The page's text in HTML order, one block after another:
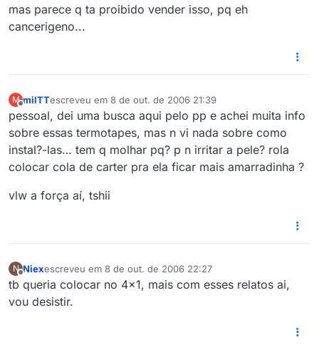
mas parece q ta proibido vender isso, pq eh
cancerigeno...
M
Offline
milTTescreveu em 8 de out. de 2006 21:39
última edição por
pessoal, dei uma busca aqui pelo pp e achei muita info
sobre essas termotapes, mas n vi nada sobre como
instal?-las… tem q molhar pq? p n irritar a pele? rola
colocar cola de carter pra ela ficar mais amarradinha ?
vlw a força aí, tshii
N
Offline
Niexescreveu em 8 de out. de 2006 22:27
última edição por
tb queria colocar no 4x1, mais com esses relatos ai,
vou desistir.